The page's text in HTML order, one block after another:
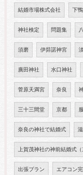
結婚市場株式会社 下
神社検定 問題集
須磨 伊弉諾神宮
廣田神社 水口神社
菅原天満宮 奈良
三十三間堂 京都
奈良の神社で結婚式
上賀茂神社の神前結婚式（
出張プラン エアコン